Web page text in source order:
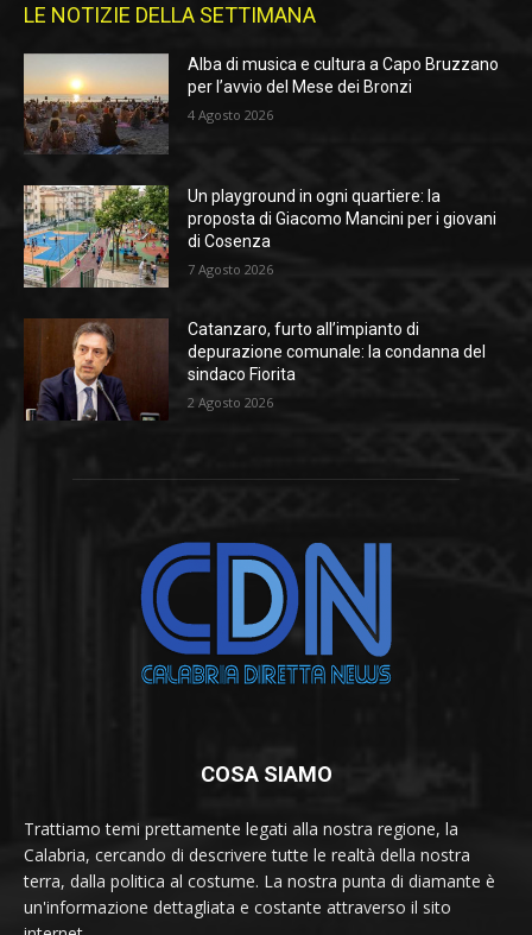
LE NOTIZIE DELLA SETTIMANA
Alba di musica e cultura a Capo Bruzzano
per l’avvio del Mese dei Bronzi
4 Agosto 2026
Un playground in ogni quartiere: la
proposta di Giacomo Mancini per i giovani
di Cosenza
7 Agosto 2026
Catanzaro, furto all’impianto di
depurazione comunale: la condanna del
sindaco Fiorita
2 Agosto 2026
COSA SIAMO
Trattiamo temi prettamente legati alla nostra regione, la
Calabria, cercando di descrivere tutte le realtà della nostra
terra, dalla politica al costume. La nostra punta di diamante è
un'informazione dettagliata e costante attraverso il sito